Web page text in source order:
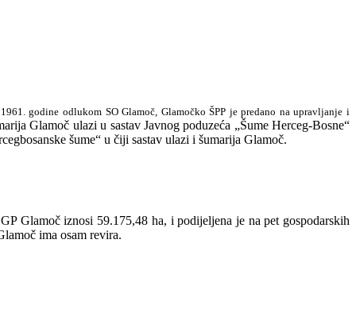
godine odlukom SO Glamoč, Glamočko ŠPP je predano na upravljanje i
Glamoč ulazi u sastav Javnog poduzeća „Šume Herceg-Bosne“
šume“ u čiji sastav ulazi i šumarija Glamoč.
Glamoč iznosi 59.175,48 ha, i podijeljena je na pet gospodarskih
ima osam revira.